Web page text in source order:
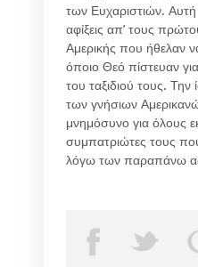
των Ευχαριστιών. Αυτή
αφίξεις απ’ τους
Αμερικής που ήθελαν
όποιο Θεό πίστευαν
του ταξιδιού τους. Την
των γνήσιων
μνημόσυνο για όλους
συμπατριώτες τους
λόγω των παραπάνω